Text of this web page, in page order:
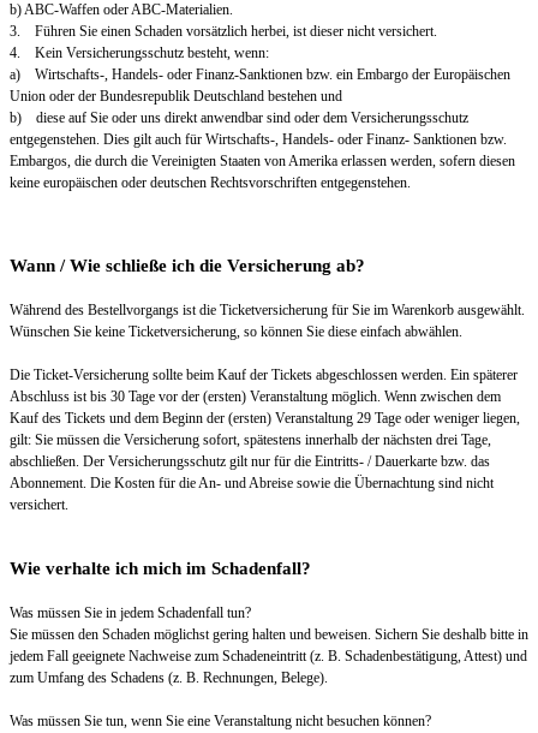
b) ABC-Waffen oder ABC-Materialien.
3. Führen Sie einen Schaden vorsätzlich herbei, ist dieser nicht versichert.
4. Kein Versicherungsschutz besteht, wenn:
a) Wirtschafts-, Handels- oder Finanz-Sanktionen bzw. ein Embargo der Europäischen
Union oder der Bundesrepublik Deutschland bestehen und
b) diese auf Sie oder uns direkt anwendbar sind oder dem Versicherungsschutz
entgegenstehen. Dies gilt auch für Wirtschafts-, Handels- oder Finanz- Sanktionen bzw.
Embargos, die durch die Vereinigten Staaten von Amerika erlassen werden, sofern diesen
keine europäischen oder deutschen Rechtsvorschriften entgegenstehen.
Wann / Wie schließe ich die Versicherung ab?
Während des Bestellvorgangs ist die Ticketversicherung für Sie im Warenkorb ausgewählt.
Wünschen Sie keine Ticketversicherung, so können Sie diese einfach abwählen.
Die Ticket-Versicherung sollte beim Kauf der Tickets abgeschlossen werden. Ein späterer
Abschluss ist bis 30 Tage vor der (ersten) Veranstaltung möglich. Wenn zwischen dem
Kauf des Tickets und dem Beginn der (ersten) Veranstaltung 29 Tage oder weniger liegen,
gilt: Sie müssen die Versicherung sofort, spätestens innerhalb der nächsten drei Tage,
abschließen. Der Versicherungsschutz gilt nur für die Eintritts- / Dauerkarte bzw. das
Abonnement. Die Kosten für die An- und Abreise sowie die Übernachtung sind nicht
versichert.
Wie verhalte ich mich im Schadenfall?
Was müssen Sie in jedem Schadenfall tun?
Sie müssen den Schaden möglichst gering halten und beweisen. Sichern Sie deshalb bitte in
jedem Fall geeignete Nachweise zum Schadeneintritt (z. B. Schadenbestätigung, Attest) und
zum Umfang des Schadens (z. B. Rechnungen, Belege).
Was müssen Sie tun, wenn Sie eine Veranstaltung nicht besuchen können?